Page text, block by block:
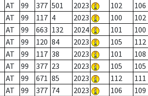
AT 99 377 501 2023 102 106
AT 99 117 4 2023 100 102
AT 99 663 132 2024 101 100
AT 99 120 84 2023 105 112
AT 99 117 38 2023 101 108
AT 99 377 23 2023 105 105
AT 99 671 85 2023 112 111
AT 99 377 74 2023 106 109